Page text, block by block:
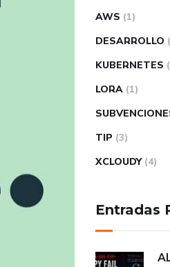
AWS (1)
DESARROLLO
KUBERNETES
LORA (1)
TIP (3)
XCLOUDY (4)
Entradas